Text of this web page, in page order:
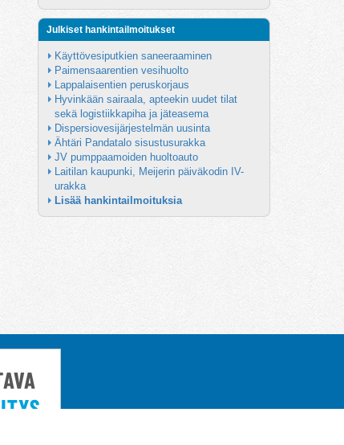
Julkiset hankintailmoitukset
Käyttövesiputkien saneeraaminen
Paimensaarentien vesihuolto
Lappalaisentien peruskorjaus
Hyvinkään sairaala, apteekin uudet tilat
sekä logistiikkapiha ja jäteasema
Dispersiovesijärjestelmän uusinta
Ähtäri Pandatalo sisustusurakka
JV pumppaamoiden huoltoauto
Laitilan kaupunki, Meijerin päiväkodin IV-
urakka
Lisää hankintailmoituksia